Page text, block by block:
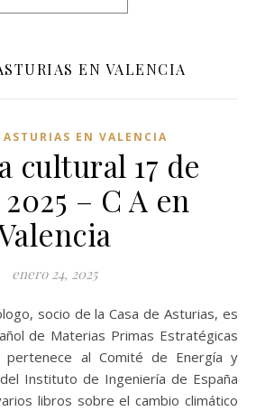
EN VALENCIA
ASTURIAS EN VALENCIA
cultural 17 de
– C A en
enero 24, 2025
de Materias Primas Estratégicas
pertenece al Comité de Energía y
Instituto de Ingeniería de España
libros sobre el cambio climático